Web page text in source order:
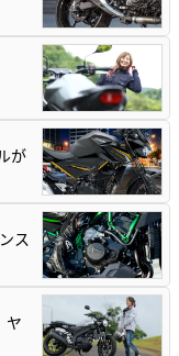
が
ス
ヤ